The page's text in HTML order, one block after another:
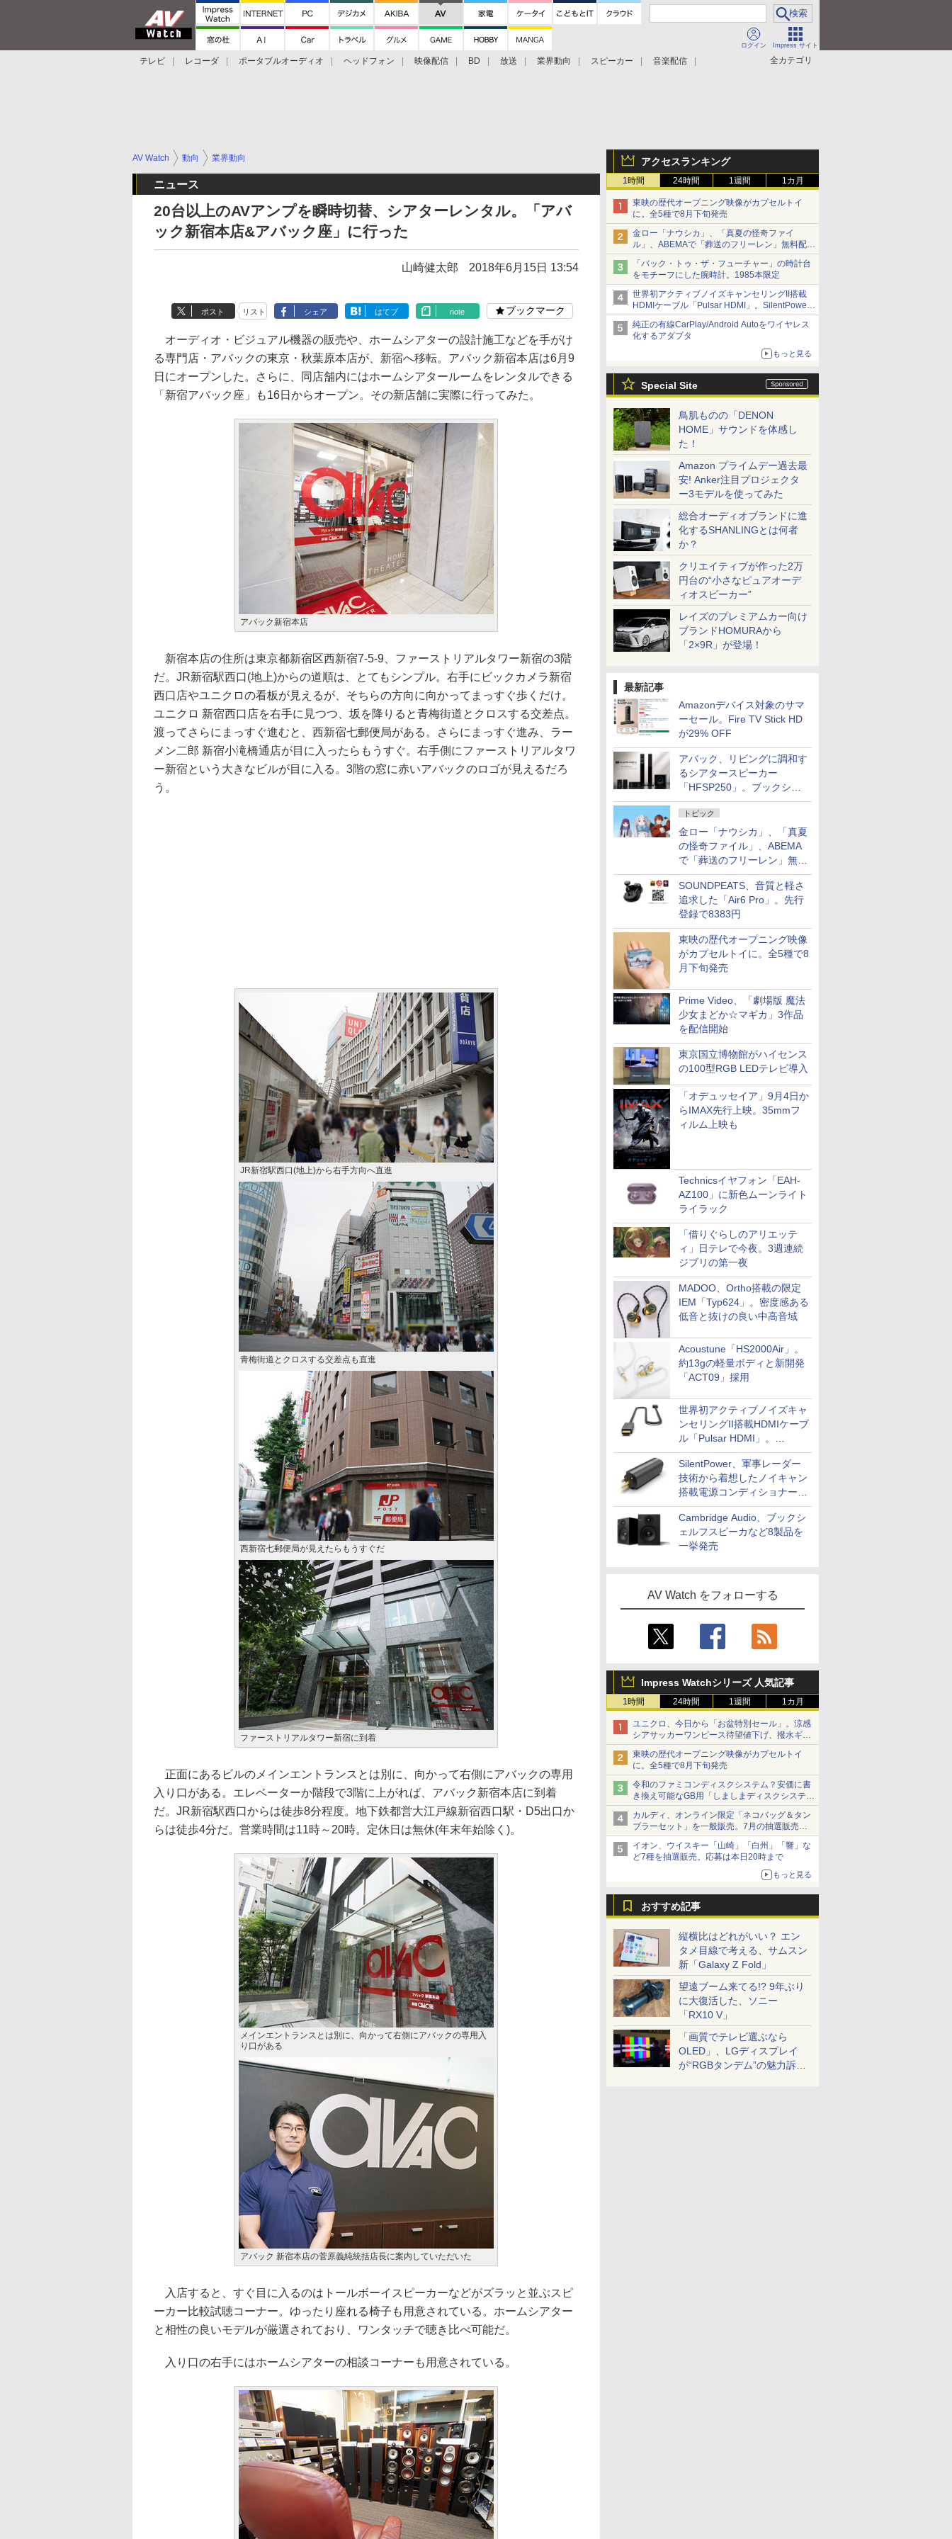
ログイン Impress サイト
全カテゴリ
テレビ レコーダ ポータブルオーディオ ヘッドフォン 映像配信 BD 放送 業界動向 スピーカー
音楽配信
アクセスランキング
1時間 24時間 1週間 1カ月
東映の歴代オープニング映像がカプセルトイ
に。全5種で8月下旬発売
金ロー「ナウシカ」、「真夏の怪奇ファイ
ル」、ABEMAで「葬送のフリーレン」無料配信
など。夏の特番・配信情報
「バック・トゥ・ザ・フューチャー」の時計台
をモチーフにした腕時計。1985本限定
世界初アクティブノイズキャンセリングII搭載
HDMIケーブル「Pulsar HDMI」。SilentPower
から
純正の有線CarPlay/Android Autoをワイヤレス
化するアダプタ
もっと見る
Special Site
鳥肌ものの「DENON
HOME」サウンドを体感し
た！
Amazon プライムデー過去最
安! Anker注目プロジェクタ
ー3モデルを使ってみた
総合オーディオブランドに進
化するSHANLINGとは何者
か？
クリエイティブが作った2万
円台の“小さなピュアオーデ
ィオスピーカー”
レイズのプレミアムカー向け
ブランドHOMURAから
「2×9R」が登場！
最新記事
Amazonデバイス対象のサマ
ーセール。Fire TV Stick HD
が29% OFF
アバック、リビングに調和す
るシアタースピーカー
「HFSP250」。ブックシェ
ルフはペア3万円以下
トピック
金ロー「ナウシカ」、「真夏
の怪奇ファイル」、ABEMA
で「葬送のフリーレン」無料
配信など。夏の特番・配信情
報
SOUNDPEATS、音質と軽さ
追求した「Air6 Pro」。先行
登録で8383円
東映の歴代オープニング映像
がカプセルトイに。全5種で8
月下旬発売
Prime Video、「劇場版 魔法
少女まどか☆マギカ」3作品
を配信開始
東京国立博物館がハイセンス
の100型RGB LEDテレビ導入
「オデュッセイア」9月4日か
らIMAX先行上映。35mmフ
ィルム上映も
Technicsイヤフォン「EAH-
AZ100」に新色ムーンライト
ライラック
「借りぐらしのアリエッテ
ィ」日テレで今夜。3週連続
ジブリの第一夜
MADOO、Ortho搭載の限定
IEM「Typ624」。密度感ある
低音と抜けの良い中高音域
Acoustune「HS2000Air」。
約13gの軽量ボディと新開発
「ACT09」採用
世界初アクティブノイズキャ
ンセリングII搭載HDMIケーブ
ル「Pulsar HDMI」。
SilentPowerから
SilentPower、軍事レーダー
技術から着想したノイキャン
搭載電源コンディショナー
「AC iPurifier2」
Cambridge Audio、ブックシ
ェルフスピーカなど8製品を
一挙発売
AV Watch をフォローする
Impress Watchシリーズ 人気記事
1時間 24時間 1週間 1カ月
ユニクロ、今日から「お盆特別セール」。涼感
シアサッカーワンピース待望値下げ、撥水ギア
ショーツは1990円に
東映の歴代オープニング映像がカプセルトイ
に。全5種で8月下旬発売
令和のファミコンディスクシステム？安価に書
き換え可能なGB用「しましまディスクシステ
ム」
カルディ、オンライン限定「ネコバッグ＆タン
ブラーセット」を一般販売。7月の抽選販売の
当選無効分
イオン、ウイスキー「山崎」「白州」「響」な
ど7種を抽選販売。応募は本日20時まで
もっと見る
おすすめ記事
縦横比はどれがいい？ エン
タメ目線で考える、サムスン
新「Galaxy Z Fold」
望遠ブーム来てる!? 9年ぶり
に大復活した、ソニー
「RX10 V」
「画質でテレビ選ぶなら
OLED」、LGディスプレイ
が“RGBタンデム”の魅力訴
AV Watch 動向 業界動向
ニュース
20台以上のAVアンプを瞬時切替、シアターレンタル。「アバ
ック新宿本店&アバック座」に行った
山崎健太郎 2018年6月15日 13:54
ポスト リスト シェア はてブ note ブックマーク
オーディオ・ビジュアル機器の販売や、ホームシアターの設計施工などを手がけ
る専門店・アバックの東京・秋葉原本店が、新宿へ移転。アバック新宿本店は6月9
日にオープンした。さらに、同店舗内にはホームシアタールームをレンタルできる
「新宿アバック座」も16日からオープン。その新店舗に実際に行ってみた。
アバック新宿本店
新宿本店の住所は東京都新宿区西新宿7-5-9、ファーストリアルタワー新宿の3階
だ。JR新宿駅西口(地上)からの道順は、とてもシンプル。右手にビックカメラ新宿
西口店やユニクロの看板が見えるが、そちらの方向に向かってまっすぐ歩くだけ。
ユニクロ 新宿西口店を右手に見つつ、坂を降りると青梅街道とクロスする交差点。
渡ってさらにまっすぐ進むと、西新宿七郵便局がある。さらにまっすぐ進み、ラー
メン二郎 新宿小滝橋通店が目に入ったらもうすぐ。右手側にファーストリアルタワ
ー新宿という大きなビルが目に入る。3階の窓に赤いアバックのロゴが見えるだろ
う。
JR新宿駅西口(地上)から右手方向へ直進
青梅街道とクロスする交差点も直進
西新宿七郵便局が見えたらもうすぐだ
ファーストリアルタワー新宿に到着
正面にあるビルのメインエントランスとは別に、向かって右側にアバックの専用
入り口がある。エレベーターか階段で3階に上がれば、アバック新宿本店に到着
だ。JR新宿駅西口からは徒歩8分程度。地下鉄都営大江戸線新宿西口駅・D5出口か
らは徒歩4分だ。営業時間は11時～20時。定休日は無休(年末年始除く)。
メインエントランスとは別に、向かって右側にアバックの専用入
り口がある
アバック 新宿本店の菅原義純統括店長に案内していただいた
入店すると、すぐ目に入るのはトールボーイスピーカーなどがズラッと並ぶスピ
ーカー比較試聴コーナー。ゆったり座れる椅子も用意されている。ホームシアター
と相性の良いモデルが厳選されており、ワンタッチで聴き比べ可能だ。
入り口の右手にはホームシアターの相談コーナーも用意されている。